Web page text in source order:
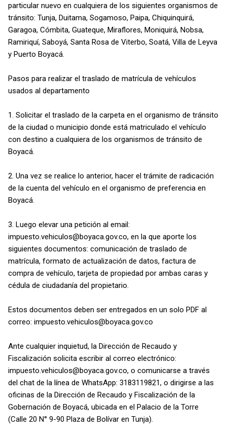
particular nuevo en cualquiera de los siguientes organismos de
tránsito: Tunja, Duitama, Sogamoso, Paipa, Chiquinquirá,
Garagoa, Cómbita, Guateque, Miraflores, Moniquirá, Nobsa,
Ramiriquí, Saboyá, Santa Rosa de Viterbo, Soatá, Villa de Leyva
y Puerto Boyacá.
Pasos para realizar el traslado de matrícula de vehículos
usados al departamento
1. Solicitar el traslado de la carpeta en el organismo de tránsito
de la ciudad o municipio donde está matriculado el vehículo
con destino a cualquiera de los organismos de tránsito de
Boyacá.
2. Una vez se realice lo anterior, hacer el trámite de radicación
de la cuenta del vehículo en el organismo de preferencia en
Boyacá.
3. Luego elevar una petición al email:
impuesto.vehiculos@boyaca.gov.co, en la que aporte los
siguientes documentos: comunicación de traslado de
matrícula, formato de actualización de datos, factura de
compra de vehículo, tarjeta de propiedad por ambas caras y
cédula de ciudadanía del propietario.
Estos documentos deben ser entregados en un solo PDF al
correo: impuesto.vehiculos@boyaca.gov.co
Ante cualquier inquietud, la Dirección de Recaudo y
Fiscalización solicita escribir al correo electrónico:
impuesto.vehiculos@boyaca.gov.co, o comunicarse a través
del chat de la línea de WhatsApp: 3183119821, o dirigirse a las
oficinas de la Dirección de Recaudo y Fiscalización de la
Gobernación de Boyacá, ubicada en el Palacio de la Torre
(Calle 20 N° 9-90 Plaza de Bolívar en Tunja).